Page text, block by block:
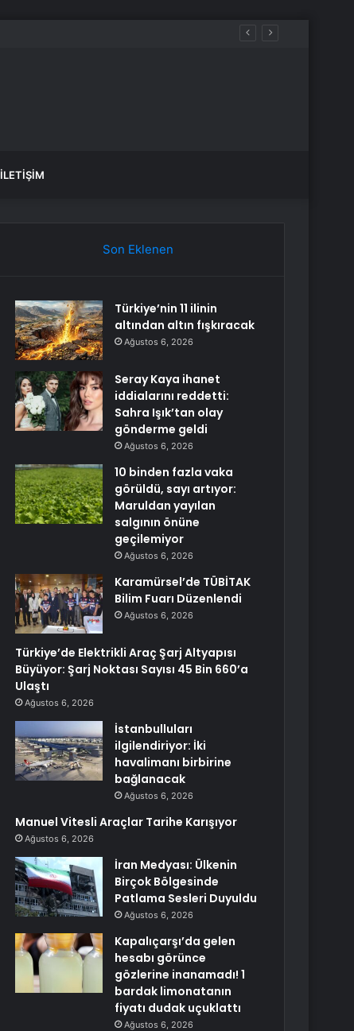
İLETIŞIM
Son Eklenen
Türkiye’nin 11 ilinin
altından altın fışkıracak
Ağustos 6, 2026
Seray Kaya ihanet
iddialarını reddetti:
Sahra Işık’tan olay
gönderme geldi
Ağustos 6, 2026
10 binden fazla vaka
görüldü, sayı artıyor:
Maruldan yayılan
salgının önüne
geçilemiyor
Ağustos 6, 2026
Karamürsel’de TÜBİTAK
Bilim Fuarı Düzenlendi
Ağustos 6, 2026
Türkiye’de Elektrikli Araç Şarj Altyapısı
Büyüyor: Şarj Noktası Sayısı 45 Bin 660’a
Ulaştı
Ağustos 6, 2026
İstanbulluları
ilgilendiriyor: İki
havalimanı birbirine
bağlanacak
Ağustos 6, 2026
Manuel Vitesli Araçlar Tarihe Karışıyor
Ağustos 6, 2026
İran Medyası: Ülkenin
Birçok Bölgesinde
Patlama Sesleri Duyuldu
Ağustos 6, 2026
Kapalıçarşı’da gelen
hesabı görünce
gözlerine inanamadı! 1
bardak limonatanın
fiyatı dudak uçuklattı
Ağustos 6, 2026